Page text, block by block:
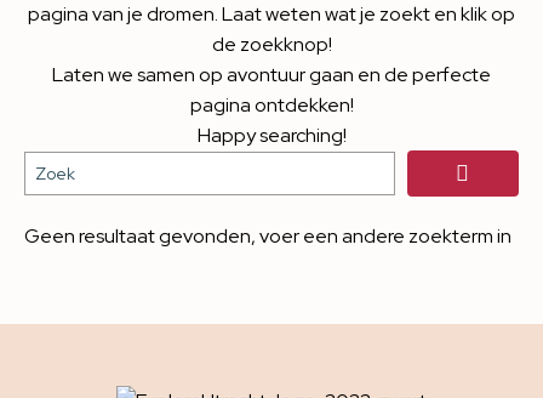
pagina van je dromen. Laat weten wat je zoekt en klik op
de zoekknop!
Laten we samen op avontuur gaan en de perfecte
pagina ontdekken!
Happy searching!
Geen resultaat gevonden, voer een andere zoekterm in